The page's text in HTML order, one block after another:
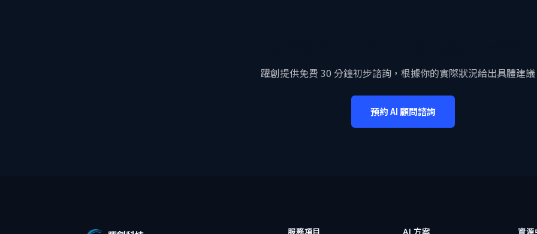
躍創提供免費 30 分鐘初步諮詢，根據你的實際狀況給出具體建議
預約 AI 顧問諮詢
服務項目 AI 方案 資源